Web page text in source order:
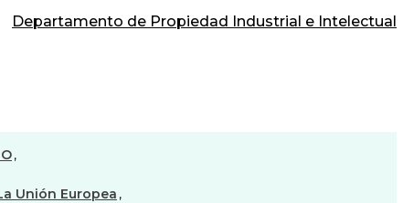
Departamento de Propiedad Industrial e Intelectual
,
Unión Europea ,